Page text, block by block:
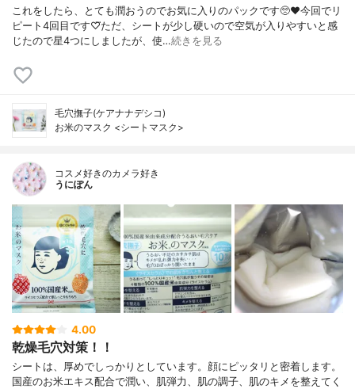
これをしたら、とても潤おうのでお気に入りのパックです🥺❤今回でリ
ピート4回目です♡⃛ただ、シートが少し硬いので空気が入りやすいと感
じたので星4つにしましたが、使…続きを見る
毛穴撫子(ケアナナデシコ)
お米のマスク <シートマスク>
コスメ好きのカメラ好き
うにぽん
4.00
乾燥毛穴対策！！
シートは、厚めでしっかりとしています。顔にピッタリと密着します。
国産のお米エキス配合で潤い、肌弾力、肌の調子、肌のキメを整えてく